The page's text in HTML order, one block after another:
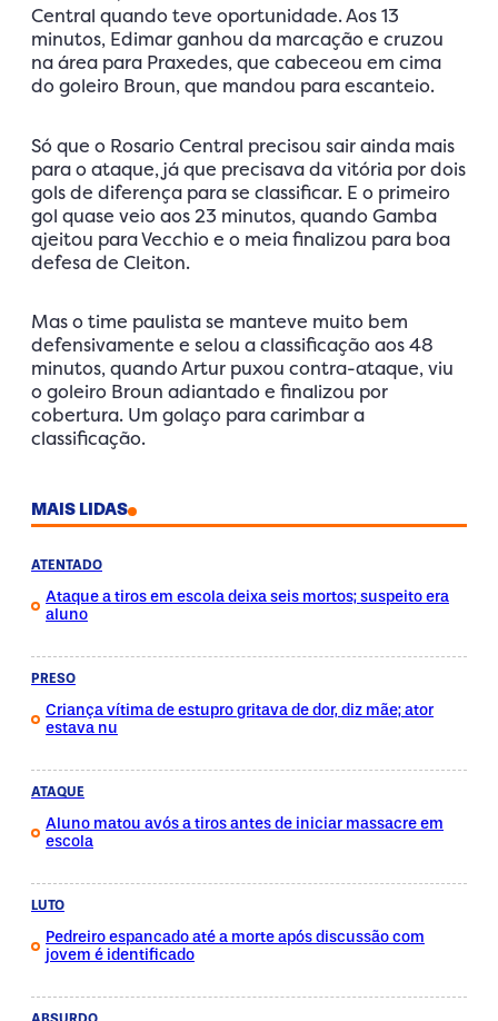
Central quando teve oportunidade. Aos 13
minutos, Edimar ganhou da marcação e cruzou
na área para Praxedes, que cabeceou em cima
do goleiro Broun, que mandou para escanteio.
Só que o Rosario Central precisou sair ainda mais
para o ataque, já que precisava da vitória por dois
gols de diferença para se classificar. E o primeiro
gol quase veio aos 23 minutos, quando Gamba
ajeitou para Vecchio e o meia finalizou para boa
defesa de Cleiton.
Mas o time paulista se manteve muito bem
defensivamente e selou a classificação aos 48
minutos, quando Artur puxou contra-ataque, viu
o goleiro Broun adiantado e finalizou por
cobertura. Um golaço para carimbar a
classificação.
MAIS LIDAS
ATENTADO
Ataque a tiros em escola deixa seis mortos; suspeito era
aluno
PRESO
Criança vítima de estupro gritava de dor, diz mãe; ator
estava nu
ATAQUE
Aluno matou avós a tiros antes de iniciar massacre em
escola
LUTO
Pedreiro espancado até a morte após discussão com
jovem é identificado